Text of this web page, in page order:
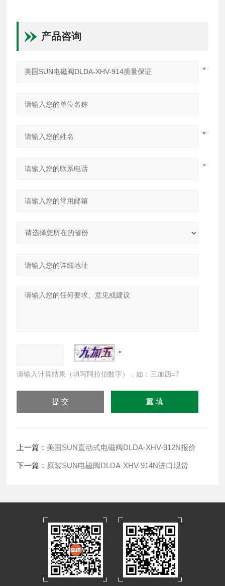
产品咨询
请输入计算结果（填写阿拉伯数字），如：三加四=7
上一篇： 美国SUN直动式电磁阀DLDA-XHV-912N报价
下一篇： 原装SUN电磁阀DLDA-XHV-914N进口现货